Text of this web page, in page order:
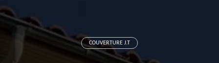
COUVERTURE J.T